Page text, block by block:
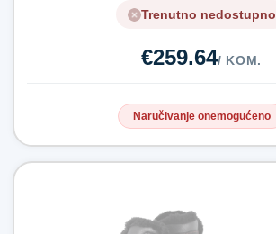
Trenutno nedostupno
€259.64/ KOM.
Naručivanje onemogućeno